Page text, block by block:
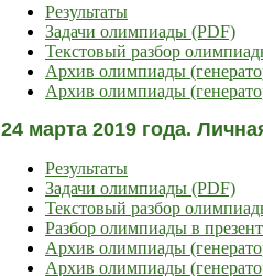
Результаты
Задачи олимпиады (PDF)
Текстовый разбор
Архив олимпиады
Архив олимпиады
24 марта 2019 года.
Результаты
Задачи олимпиады (PDF)
Текстовый разбор
Разбор олимпиады в
Архив олимпиады
Архив олимпиады